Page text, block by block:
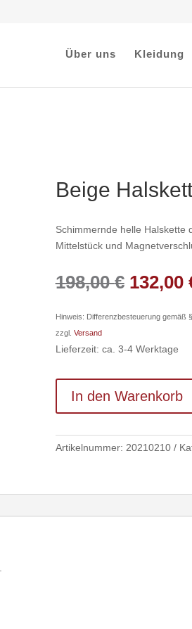
Über uns Kleidung
Beige
Schimmernde helle Halskette
Mittelstück und
198,00€
Preis
war:
132,00
Hinweis: Differenzbesteuerung gemäß
zzgl. Versand
Lieferzeit: ca. 3-4 Werktage
In den Warenkorb
Artikelnummer: 20210210